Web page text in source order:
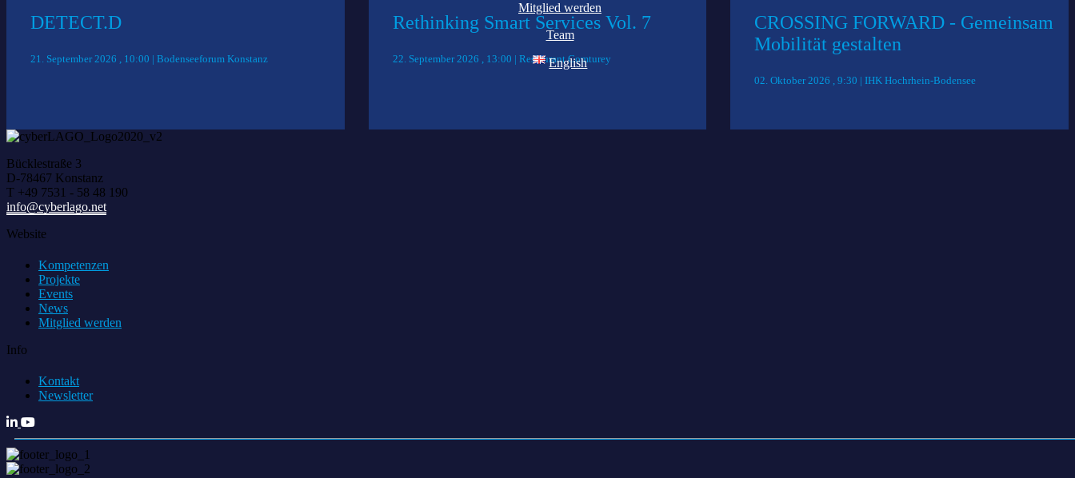
Mitglied werden
Team
English
DETECT.D
21. September 2026 , 10:00 | Bodenseeforum Konstanz
Rethinking Smart Services Vol. 7
22. September 2026 , 13:00 | Restaurant Comturey
CROSSING FORWARD - Gemeinsam
Mobilität gestalten
02. Oktober 2026 , 9:30 | IHK Hochrhein-Bodensee
Bücklestraße 3
D-78467 Konstanz
T +49 7531 - 58 48 190
info@cyberlago.net
Website
Kompetenzen
Projekte
Events
News
Mitglied werden
Info
Kontakt
Newsletter